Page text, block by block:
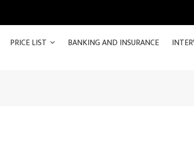
PRICE LIST BANKING AND INSURANCE